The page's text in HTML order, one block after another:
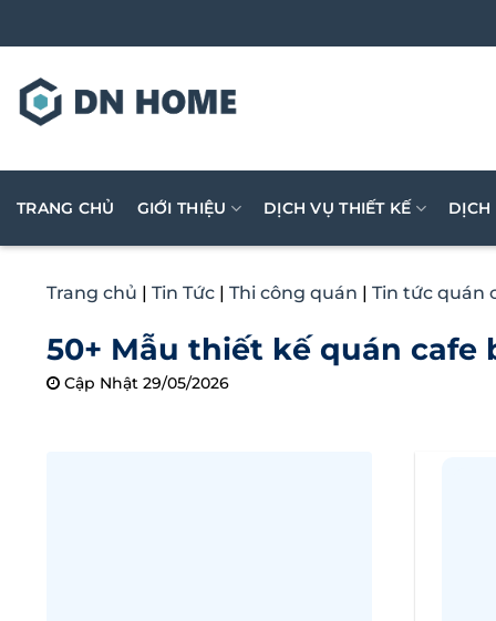
qua
dung
TRANG CHỦ GIỚI THIỆU DỊCH VỤ THIẾT KẾ DỊCH
Trang chủ | Tin Tức | Thi công quán | Tin tức quán
50+ Mẫu thiết kế quán
Cập Nhật 29/05/2026